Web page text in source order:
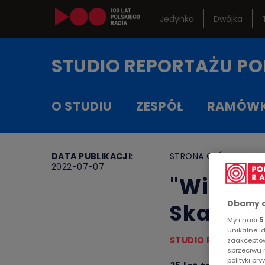
Jedynka Dwójka
STUDIO REPORTAŻU
O STUDIU ZESPÓŁ
DATA PUBLIKACJI:
2022-07-07
STRONA GŁÓWNA>
"Wielka
STUDIO REPORTAŻU
Dbamy
My i nasi 5
unikalne
sprzeciwu
polityki